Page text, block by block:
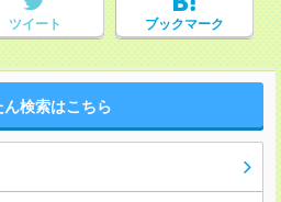
ツイート ブックマーク
ん検索はこちら